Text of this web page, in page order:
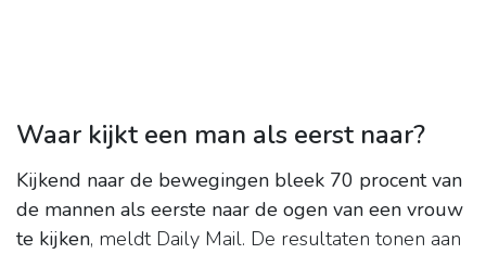
Waar kijkt een man als eerst naar?
Kijkend naar de bewegingen bleek 70 procent van
de mannen als eerste naar de ogen van een vrouw
te kijken, meldt Daily Mail. De resultaten tonen aan